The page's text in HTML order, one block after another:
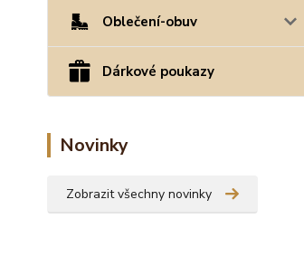
Oblečení-obuv
Dárkové poukazy
Novinky
Zobrazit všechny novinky